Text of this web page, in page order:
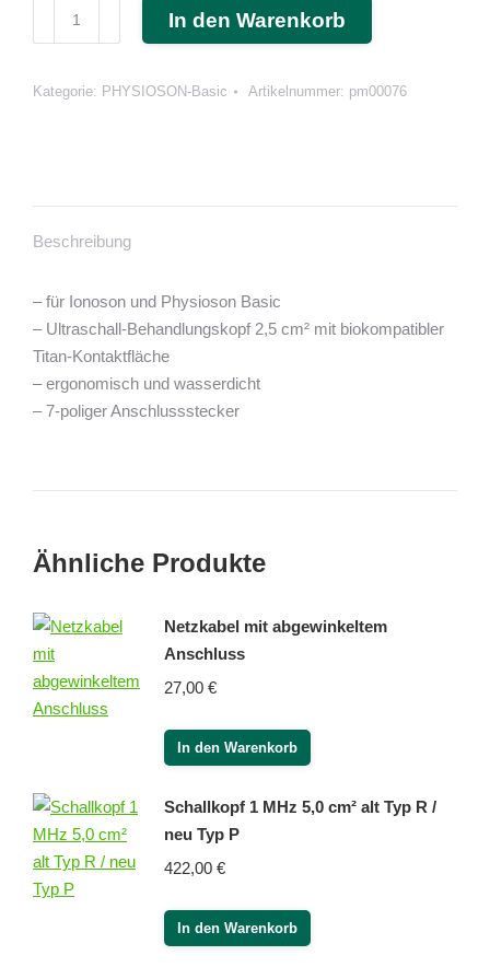
2,5
P
Menge
In den Warenkorb
Kategorie: PHYSIOSON-Basic Artikelnummer: pm00076
Beschreibung
– für Ionoson und Physioson Basic
– Ultraschall-Behandlungskopf 2,5 cm² mit biokompatibler
Titan-Kontaktfläche
– ergonomisch und wasserdicht
– 7-poliger Anschlussstecker
Ähnliche Produkte
Netzkabel mit abgewinkeltem
Anschluss
27,00 €
In den Warenkorb
Schallkopf 1 MHz 5,0 cm² alt Typ R /
neu Typ P
422,00 €
In den Warenkorb